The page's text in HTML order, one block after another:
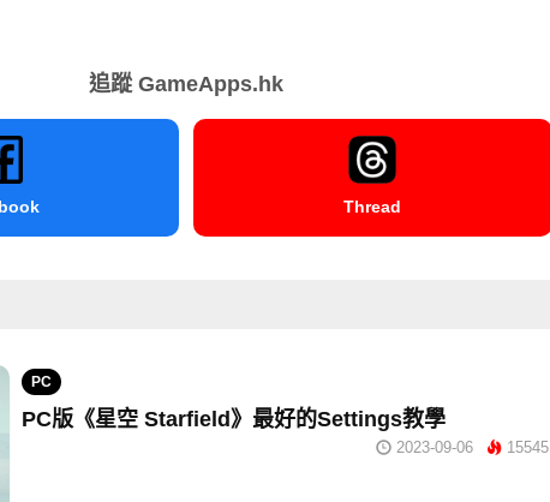
追蹤 GameApps.hk
Thread
PC
PC版《星空 Starfield》最好的Settings教學
2023-09-06 15545